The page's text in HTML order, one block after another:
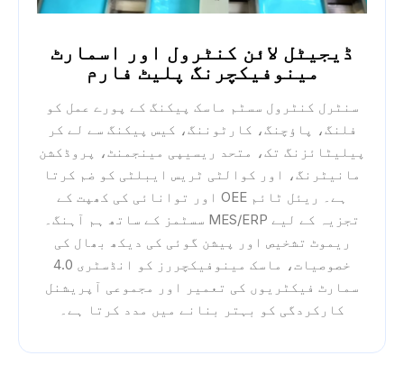
ڈیجیٹل لائن کنٹرول اور اسمارٹ
مینوفیکچرنگ پلیٹ فارم
سنٹرل کنٹرول سسٹم ماسک پیکنگ کے پورے عمل کو
فلنگ، پاؤچنگ، کارٹوننگ، کیس پیکنگ سے لے کر
پیلیٹائزنگ تک، متحد ریسیپی مینجمنٹ، پروڈکشن
مانیٹرنگ، اور کوالٹی ٹریس ایبلٹی کو ضم کرتا
ہے۔ ریئل ٹائم OEE اور توانائی کی کھپت کے
تجزیہ کے لیے MES/ERP سسٹمز کے ساتھ ہم آہنگ۔
ریموٹ تشخیص اور پیشن گوئی کی دیکھ بھال کی
خصوصیات، ماسک مینوفیکچررز کو انڈسٹری 4.0
سمارٹ فیکٹریوں کی تعمیر اور مجموعی آپریشنل
کارکردگی کو بہتر بنانے میں مدد کرتا ہے۔